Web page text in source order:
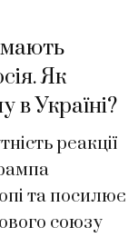
Як
в Україні?
реакції
та посилює
союзу